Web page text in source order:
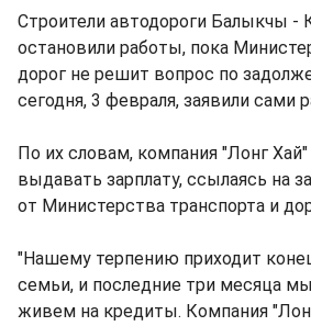
Строители автодороги Балыкчы -
остановили работы, пока
дорог не решит вопрос по
сегодня, 3 февраля, заявили сами
По их словам, компания "Лонг Хай"
выдавать зарплату, ссылаясь на
от Министерства транспорта и
"Нашему терпению приходит
семьи, и последние три месяца
живем на кредиты. Компания